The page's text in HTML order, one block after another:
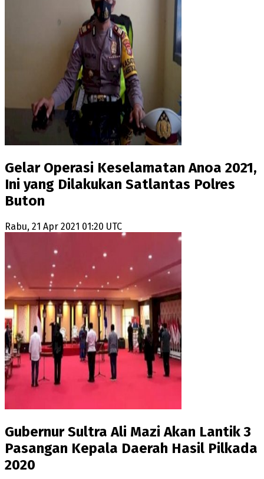
Gelar Operasi Keselamatan Anoa 2021,
Ini yang Dilakukan Satlantas Polres
Buton
Rabu, 21 Apr 2021 01:20 UTC
Gubernur Sultra Ali Mazi Akan Lantik 3
Pasangan Kepala Daerah Hasil Pilkada
2020